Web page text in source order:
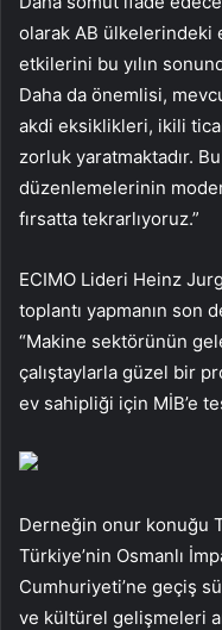
olarak AB ülkelerindeki
etkilerini bu yılın
Daha da önemlisi,
akdi eksiklikleri, ikili
zorluk yaratmaktadır.
düzenlemelerinin
fırsatta tekrarlıyoruz.”
ECIMO Lideri Heinz
toplantı yapmanın son
“Makine sektörünün
çalıştaylarla güzel bir
ev sahipliği için MİB’e
Derneğin onur konuğu
Türkiye’nin Osmanlı
Cumhuriyeti’ne geçiş
ve kültürel gelişmeleri